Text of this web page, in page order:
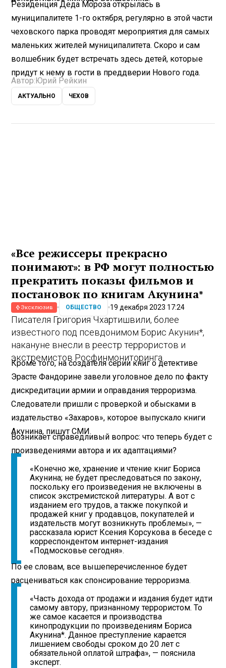
Резиденция Деда Мороза открылась в
муниципалитете 1-го октября, регулярно в этой части
чеховского парка проводят мероприятия для самых
маленьких жителей муниципалитета. Скоро и сам
волшебник будет встречать здесь детей, которые
придут к нему в гости в преддверии Нового года.
Автор: Юрий Рейкин
АКТУАЛЬНО ЧЕХОВ
«Все режиссеры прекрасно
понимают»: в РФ могут полностью
прекратить показы фильмов и
постановок по книгам Акунина*
Эксклюзив ОБЩЕСТВО 19 декабря 2023 17:24
Писателя Григория Чхартишвили, более
известного под псевдонимом Борис Акунин*,
накануне внесли в реестр террористов и
экстремистов Росфинмониторинга.
Кроме того, на создателя серии книг о детективе
Эрасте Фандорине завели уголовное дело по факту
дискредитации армии и оправдания терроризма.
Следователи пришли с проверкой и обысками в
издательство «Захаров», которое выпускало книги
Акунина, пишут СМИ.
Возникает справедливый вопрос: что теперь будет с
произведениями автора и их адаптациями?
«Конечно же, хранение и чтение книг Бориса
Акунина; не будет преследоваться по закону,
поскольку его произведения не включены в
список экстремистской литературы. А вот с
изданием его трудов, а также покупкой и
продажей книг у продавцов, покупателей и
издательств могут возникнуть проблемы», —
рассказала юрист Ксения Корсукова в беседе с
корреспондентом интернет-издания
«Подмосковье сегодня».
По ее словам, все вышеперечисленное будет
расцениваться как спонсирование терроризма.
«Часть дохода от продажи и издания будет идти
самому автору, признанному террористом. То
же самое касается и производства
кинопродукции по произведениям Бориса
Акунина*. Данное преступление карается
лишением свободы сроком до 20 лет с
обязательной оплатой штрафа», — пояснила
эксперт.